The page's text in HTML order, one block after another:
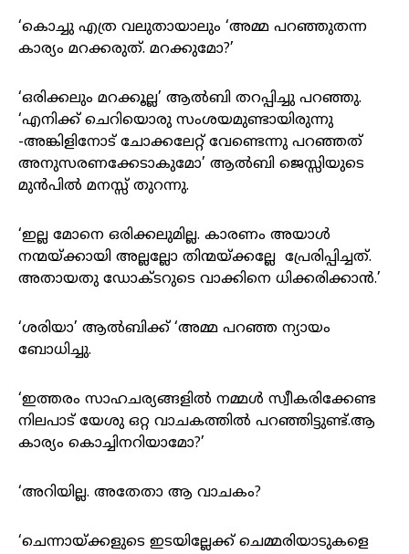
‘കൊച്ചു എത്ര വലുതായാലും ‘അമ്മ പറഞ്ഞുതന്ന
കാര്യം മറക്കരുത്. മറക്കുമോ?’
‘ഒരിക്കലും മറക്കൂല്ല’ ആൽബി തറപ്പിച്ചു പറഞ്ഞു.
‘എനിക്ക് ചെറിയൊരു സംശയമുണ്ടായിരുന്നു
-അങ്കിളിനോട് ചോക്കലേറ്റ് വേണ്ടെന്നു പറഞ്ഞത്
അനുസരണക്കേടാകുമോ’ ആൽബി ജെസ്സിയുടെ
മുൻപിൽ മനസ്സ് തുറന്നു.
‘ഇല്ല മോനെ ഒരിക്കലുമില്ല. കാരണം അയാൾ
നന്മയ്ക്കായി അല്ലല്ലോ തിന്മയ്ക്കല്ലേ പ്രേരിപ്പിച്ചത്.
അതായതു ഡോക്ടറുടെ വാക്കിനെ ധിക്കരിക്കാൻ.’
‘ശരിയാ’ ആൽബിക്ക് ‘അമ്മ പറഞ്ഞ ന്യായം
ബോധിച്ചു.
‘ഇത്തരം സാഹചര്യങ്ങളിൽ നമ്മൾ സ്വീകരിക്കേണ്ട
നിലപാട് യേശു ഒറ്റ വാചകത്തിൽ പറഞ്ഞിട്ടുണ്ട്.ആ
കാര്യം കൊച്ചിനറിയാമോ?’
‘അറിയില്ല. അതേതാ ആ വാചകം?
‘ചെന്നായ്ക്കളുടെ ഇടയില്ലേക്ക് ചെമ്മരിയാടുകളെ